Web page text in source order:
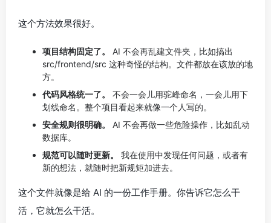
这个方法效果很好。
项目结构固定了。
AI 不会再乱建文件夹，比如搞出
src/frontend/src 这种奇怪的结构。文件都放在该放的地
方。
代码风格统一了。
不会一会儿用驼峰命名，一会儿用下
划线命名。整个项目看起来就像一个人写的。
安全规则很明确。
AI 不会再做一些危险操作，比如乱动
数据库。
规范可以随时更新。
我在使用中发现任何问题，或者有
新的想法，就随时把新规矩加进去。
这个文件就像是给 AI 的一份工作手册。你告诉它怎么干
活，它就怎么干活。